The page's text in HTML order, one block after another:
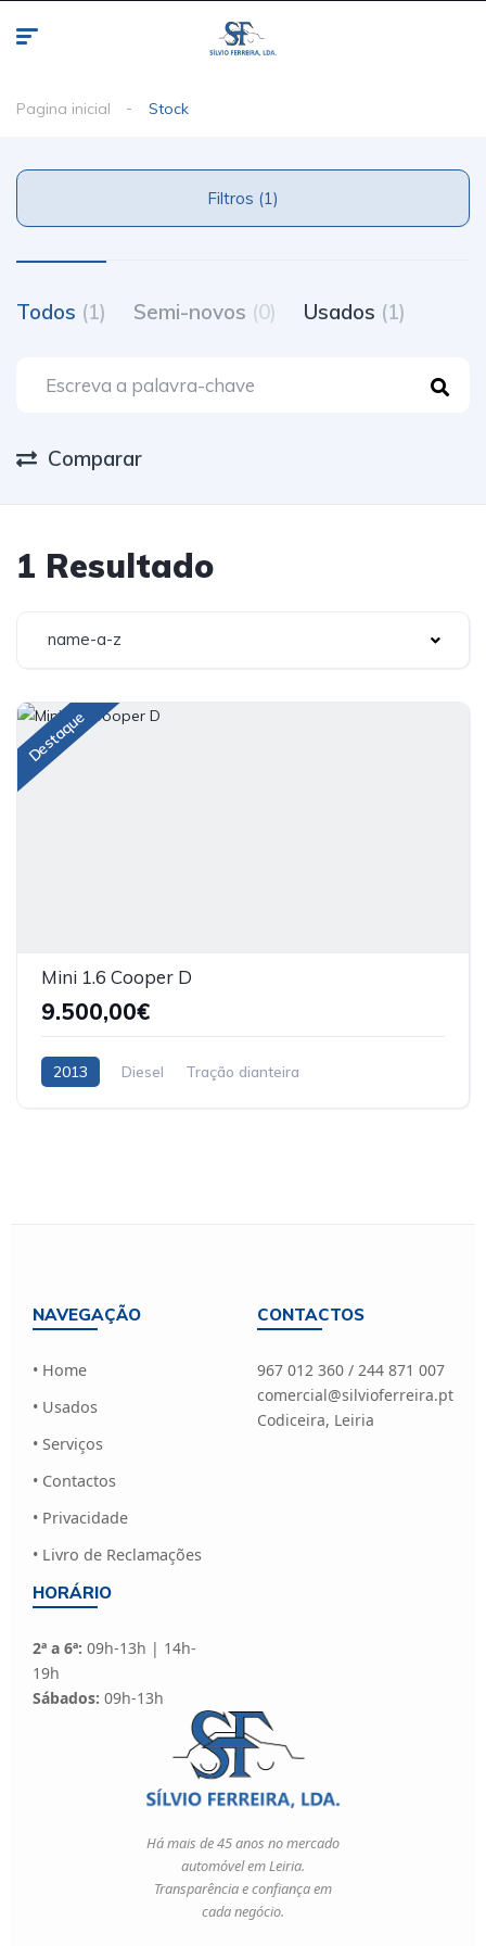
Pagina inicial Stock
Filtros (1)
Todos (1) Semi-novos (0) Usados (1)
Comparar
1 Resultado
name-a-z
Destaque
Mini 1.6 Cooper D
9.500,00€
2013 Diesel Tração dianteira
NAVEGAÇÃO
• Home
• Usados
• Serviços
• Contactos
• Privacidade
• Livro de Reclamações
CONTACTOS
967 012 360 / 244 871 007
comercial@silvioferreira.pt
Codiceira, Leiria
HORÁRIO
2ª a 6ª: 09h-13h | 14h-
19h
Sábados: 09h-13h
Há mais de 45 anos no mercado
automóvel em Leiria.
Transparência e confiança em
cada negócio.